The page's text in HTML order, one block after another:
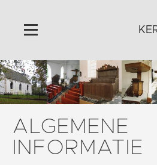
Home
Algemeen
Historie
Omgeving
Activiteiten
ALGEMENE
INFORMATIE